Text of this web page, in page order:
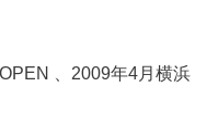
、2009年4月横浜